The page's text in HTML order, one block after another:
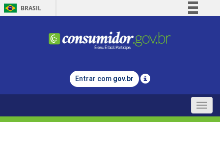
BRASIL
Comunica BR
Legislação
Entrar com gov.br
Toggle